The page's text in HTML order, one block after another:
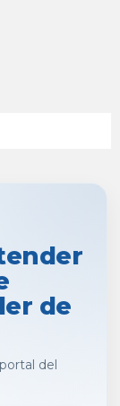
de
del